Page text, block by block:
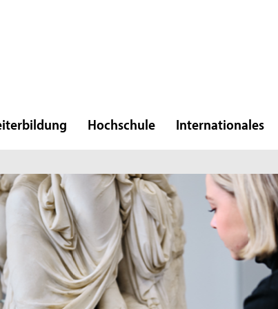
Hochschule Internationales